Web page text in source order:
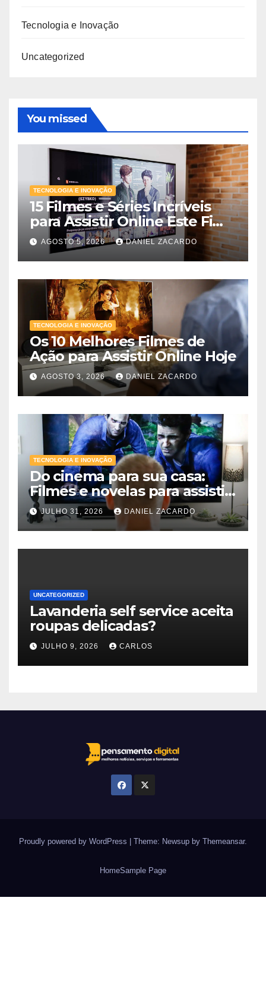
Tecnologia e Inovação
Uncategorized
You missed
TECNOLOGIA E INOVAÇÃO
15 Filmes e Séries Incríveis
para Assistir Online Este Fim
de Semana
AGOSTO 5, 2026 DANIEL ZACARDO
TECNOLOGIA E INOVAÇÃO
Os 10 Melhores Filmes de
Ação para Assistir Online Hoje
AGOSTO 3, 2026 DANIEL ZACARDO
TECNOLOGIA E INOVAÇÃO
Do cinema para sua casa:
Filmes e novelas para assistir
online agora
JULHO 31, 2026 DANIEL ZACARDO
UNCATEGORIZED
Lavanderia self service aceita
roupas delicadas?
JULHO 9, 2026 CARLOS
Proudly powered by WordPress Theme: Newsup by Themeansar.
HomeSample Page